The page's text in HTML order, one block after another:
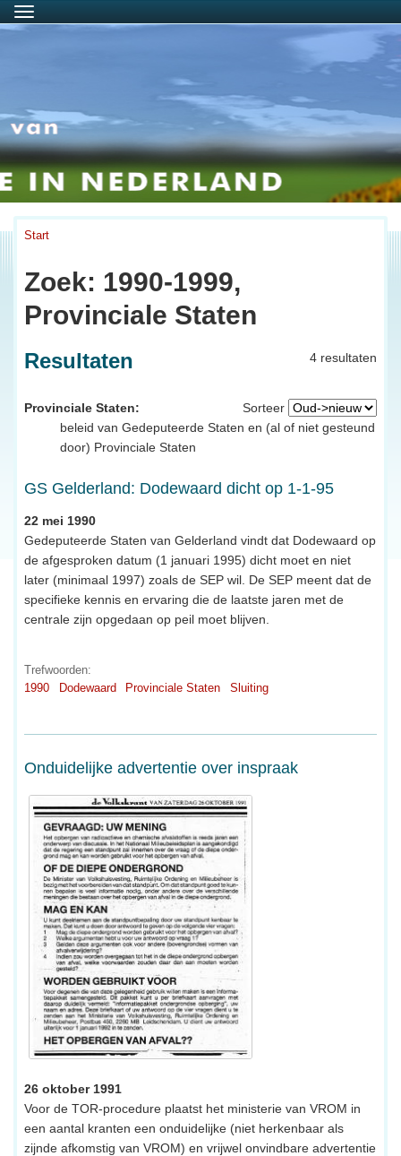
Menu
Start
Zoek: 1990-1999,
Provinciale Staten
4 resultaten
Resultaten
Sorteer
Provinciale Staten:
beleid van Gedeputeerde Staten en (al of niet gesteund
door) Provinciale Staten
GS Gelderland: Dodewaard dicht op 1-1-95
22 mei 1990
Gedeputeerde Staten van Gelderland vindt dat Dodewaard op
de afgesproken datum (1 januari 1995) dicht moet en niet
later (minimaal 1997) zoals de SEP wil. De SEP meent dat de
specifieke kennis en ervaring die de laatste jaren met de
centrale zijn opgedaan op peil moet blijven.
Trefwoorden:
1990
Dodewaard Provinciale Staten Sluiting
Onduidelijke advertentie over inspraak
26 oktober 1991
Voor de TOR-procedure plaatst het ministerie van VROM in
een aantal kranten een onduidelijke (niet herkenbaar als
zijnde afkomstig van VROM) en vrijwel onvindbare advertentie